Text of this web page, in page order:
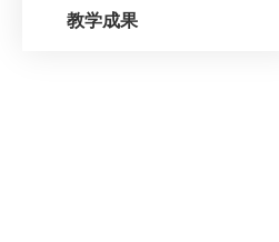
教学成果